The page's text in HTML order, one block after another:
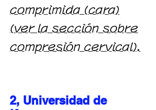
comprimida (cara)
(ver la sección sobre
compresión cervical).
2, Universidad de